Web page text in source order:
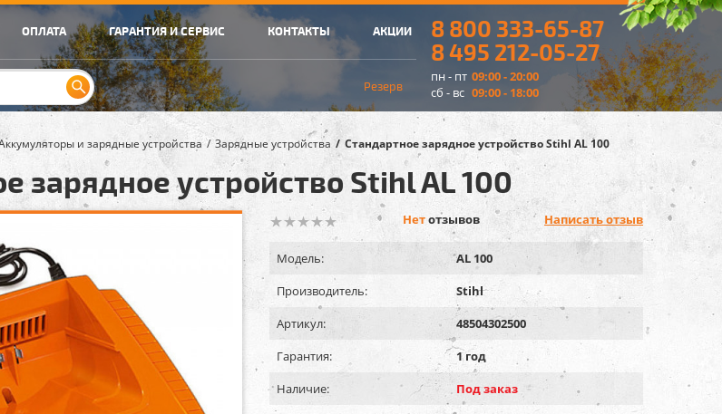
ОПЛАТА ГАРАНТИЯ И СЕРВИС КОНТАКТЫ АКЦИИ
Резерв
8 800 333-65-87
8 495 212-05-27
пн - пт 09:00 - 20:00
сб - вс 09:00 - 18:00
и зарядные устройства Зарядные устройства Стандартное зарядное устройство Stihl AL 100
зарядное устройство Stihl AL 100
Нетотзывов Написать отзыв
Модель:
AL 100
Производитель:
Stihl
Артикул:
48504302500
Гарантия:
1 год
Наличие:
Под заказ